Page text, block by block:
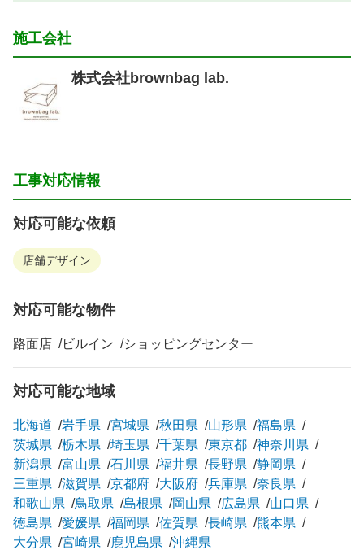
施工会社
株式会社brownbag lab.
工事対応情報
対応可能な依頼
店舗デザイン
対応可能な物件
路面店 ビルイン ショッピングセンター
対応可能な地域
北海道 岩手県 宮城県 秋田県 山形県
福島県
茨城県
栃木県 埼玉県 千葉県 東京都
神奈川県
新潟県
富山県 石川県 福井県 長野県
静岡県
三重県
滋賀県 京都府 大阪府 兵庫県
奈良県
和歌山県
鳥取県 島根県 岡山県 広島県
山口県
徳島県
愛媛県 福岡県 佐賀県 長崎県
熊本県
大分県
宮崎県 鹿児島県 沖縄県